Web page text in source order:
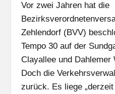
Vor zwei Jahren hat die
Zehlendorf (BVV)
Tempo 30 auf der
Clayallee und Dahlemer
Doch die
zurück. Es liege